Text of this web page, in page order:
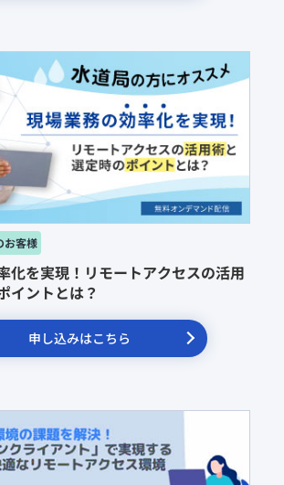
化を実現！リモートアクセスの活用
イントとは？
申し込みはこちら